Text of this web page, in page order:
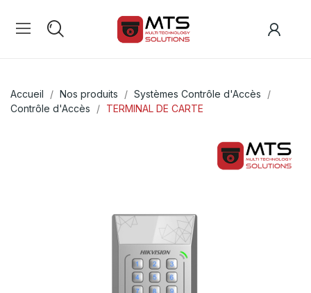
Accueil Nos produits
Systèmes Contrôle d'Accès
Contrôle d'Accès
TERMINAL DE CARTE